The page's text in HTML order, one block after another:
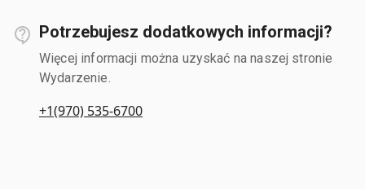
Potrzebujesz dodatkowych informacji?
Więcej informacji można uzyskać na naszej stronie
Wydarzenie.
+1(970) 535-6700